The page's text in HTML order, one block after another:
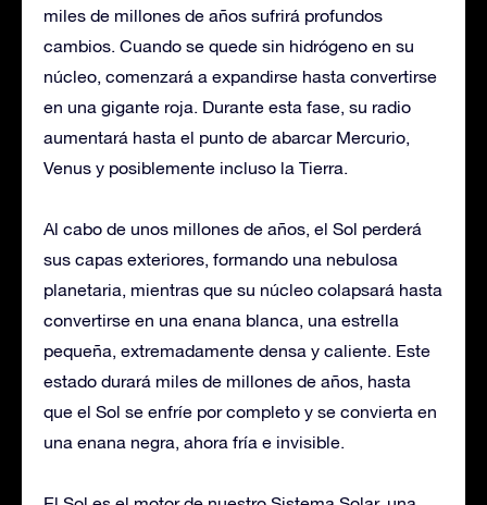
miles de millones de años sufrirá profundos
cambios. Cuando se quede sin hidrógeno en su
núcleo, comenzará a expandirse hasta convertirse
en una gigante roja. Durante esta fase, su radio
aumentará hasta el punto de abarcar Mercurio,
Venus y posiblemente incluso la Tierra.
Al cabo de unos millones de años, el Sol perderá
sus capas exteriores, formando una nebulosa
planetaria, mientras que su núcleo colapsará hasta
convertirse en una enana blanca, una estrella
pequeña, extremadamente densa y caliente. Este
estado durará miles de millones de años, hasta
que el Sol se enfríe por completo y se convierta en
una enana negra, ahora fría e invisible.